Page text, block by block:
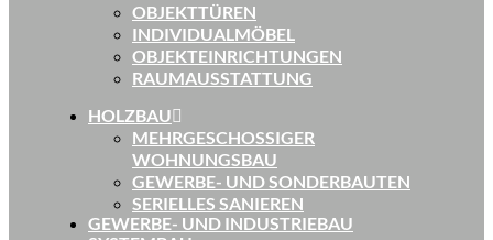
OBJEKTTÜREN
INDIVIDUALMÖBEL
OBJEKTEINRICHTUNGEN
RAUMAUSSTATTUNG
HOLZBAU
MEHRGESCHOSSIGER
WOHNUNGSBAU
GEWERBE- UND SONDERBAUTEN
SERIELLES SANIEREN
GEWERBE- UND INDUSTRIEBAU